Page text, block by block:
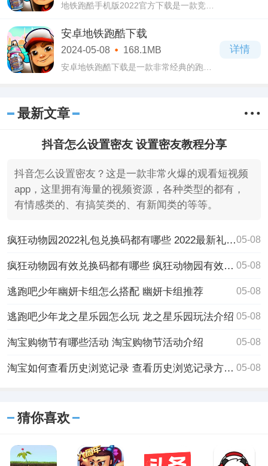
地铁跑酷手机版2022官方下载是一款竞技
2022官方下载它的画面非常的新颖，而且
色彩也是非常的鲜艳。
安卓地铁跑酷下载
2024-05-08 168.1MB
安卓地铁跑酷下载是一款非常经典的跑酷
详情
最新文章
抖音怎么设置密友 设置密友教程分享
抖音怎么设置密友？这是一款非常火爆的观看短视频
app，这里拥有海量的视频资源，各种类型的都有，
有情感类的、有搞笑类的、有新闻类的等等。
疯狂动物园2022礼包兑换码都有哪些 2022最新礼包兑换码大全05-08
疯狂动物园有效兑换码都有哪些 疯狂动物园有效兑换码 05-08
逃跑吧少年幽妍卡组怎么搭配 幽妍卡组推荐 05-08
逃跑吧少年龙之星乐园怎么玩 龙之星乐园玩法介绍 05-08
淘宝购物节有哪些活动 淘宝购物节活动介绍 05-08
淘宝如何查看历史浏览记录 查看历史浏览记录方法介绍 05-08
猜你喜欢